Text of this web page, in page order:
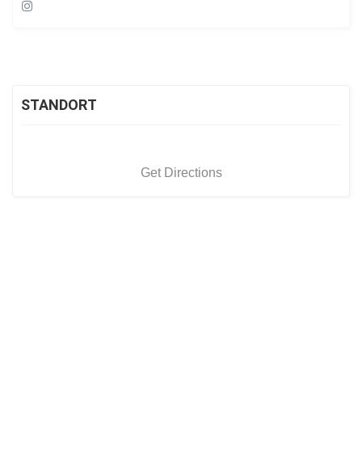
STANDORT
Get Directions